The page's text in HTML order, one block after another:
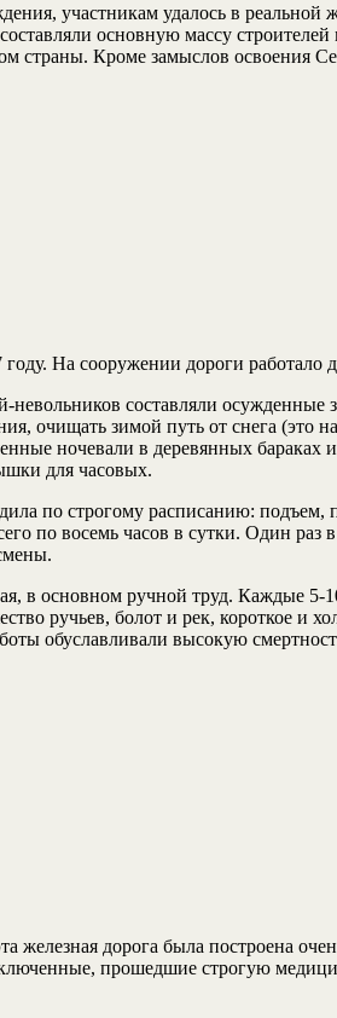
участникам удалось в
основную массу
страны. Кроме замыслов освоения
году. На сооружении дороги
невольников составляли
очищать зимой путь от снега (это
ночевали в деревянных бараках
для часовых.
по строгому расписанию: подъем,
по восемь часов в сутки. Один
в основном ручной труд. Каждые 5-
ручьев, болот и рек, короткое и
обуславливали высокую
железная дорога была построена
прошедшие строгую